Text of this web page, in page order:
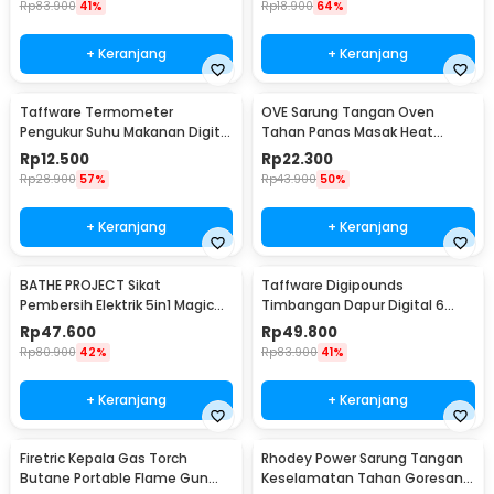
Kelengkapan Produk
Rincian yang Anda dapatkan untuk pembelian produk ini:
1 x TaffHOME Microfiber Cleaning Towel Lock Edge Quick Dry
Rp83.900 41%
+ Keranjang
Rp18.900 64%
+ Keranjang
Taffware Termometer
Pengukur Suhu Makanan Digital
Daging Kopi Susu - TP101
Rp12.500
Rp28.900 57%
+ Keranjang
OVE Sarung Tangan Oven
Tahan Panas Masak Heat
Resistant Gloves - 540F
Rp22.300
Rp43.900 50%
+ Keranjang
BATHE PROJECT Sikat
Pembersih Elektrik 5in1 Magic
Brush Rechargeable - WQ8110
Rp47.600
Rp80.900 42%
+ Keranjang
Taffware Digipounds
Timbangan Dapur Digital 6
Satuan 1kg 0.1g - i2000
Rp49.800
Rp83.900 41%
+ Keranjang
Firetric Kepala Gas Torch
Butane Portable Flame Gun
Rhodey Power Sarung Tangan
Keselamatan Tahan Goresan